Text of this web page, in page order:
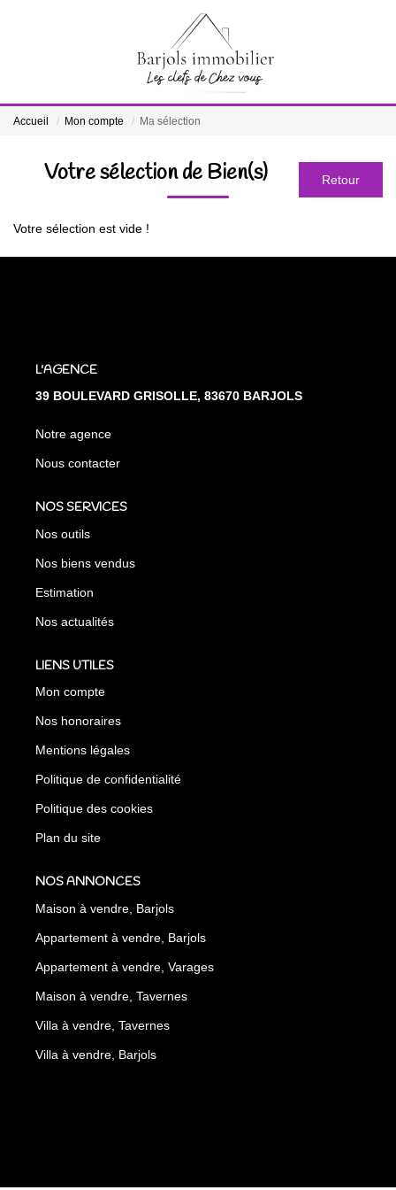
ACCUEIL
BIENS VENDUS
Accueil Mon compte Ma sélection
Votre sélection de Bien(s)
Votre sélection est vide !
L'AGENCE
39 BOULEVARD GRISOLLE, 83670 BARJOLS
Notre agence
Nous contacter
NOS SERVICES
Nos outils
Nos biens vendus
Estimation
Nos actualités
LIENS UTILES
Mon compte
Nos honoraires
Mentions légales
Politique de confidentialité
Politique des cookies
Plan du site
NOS ANNONCES
Maison à vendre, Barjols
Appartement à vendre, Barjols
Appartement à vendre, Varages
Maison à vendre, Tavernes
Villa à vendre, Tavernes
Villa à vendre, Barjols